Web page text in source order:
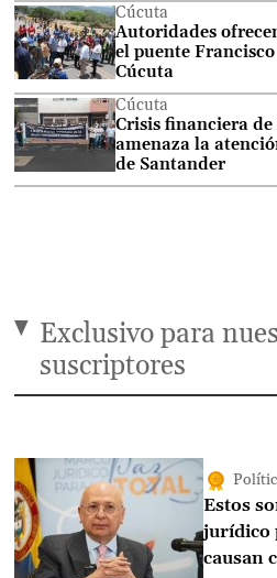
Cúcuta
Autoridades
el puente
Cúcuta
Cúcuta
Crisis financiera de
amenaza la
de Santander
Exclusivo para
suscriptores
Estos
jurídico
causan